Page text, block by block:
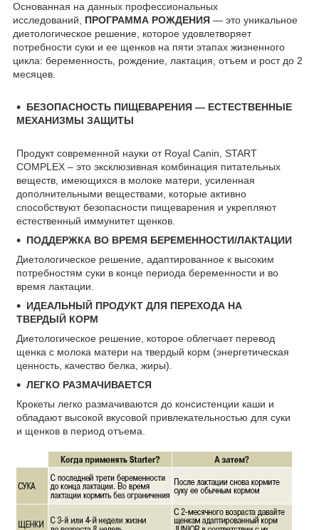
Основанная на данных профессиональных
исследований, ПРОГРАММА РОЖДЕНИЯ ― это уникальное
диетологическое решение, которое удовлетворяет
потребности суки и ее щенков на пяти этапах жизненного
цикла: беременность, рождение, лактация, отъем и рост до 2
месяцев.
БЕЗОПАСНОСТЬ ПИЩЕВАРЕНИЯ ― ЕСТЕСТВЕННЫЕ
МЕХАНИЗМЫ ЗАЩИТЫ
Продукт современной науки от Royal Canin, START
COMPLEX – это эксклюзивная комбинация питательных
веществ, имеющихся в молоке матери, усиленная
дополнительными веществами, которые активно
способствуют безопасности пищеварения и укрепляют
естественный иммунитет щенков.
ПОДДЕРЖКА ВО ВРЕМЯ БЕРЕМЕННОСТИ/ЛАКТАЦИИ
Диетологическое решение, адаптированное к высоким
потребностям суки в конце периода беременности и во
время лактации.
ИДЕАЛЬНЫЙ ПРОДУКТ ДЛЯ ПЕРЕХОДА НА
ТВЕРДЫЙ КОРМ
Диетологическое решение, которое облегчает перевод
щенка с молока матери на твердый корм (энергетическая
ценность, качество белка, жиры).
ЛЕГКО РАЗМАЧИВАЕТСЯ
Крокеты легко размачиваются до консистенции каши и
обладают высокой вкусовой привлекательностью для суки
и щенков в период отъема.